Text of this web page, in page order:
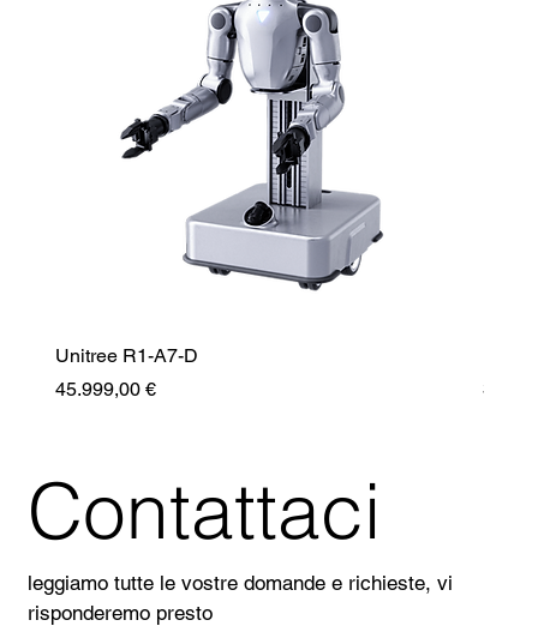
Unitree R1-A7-D
Prezzo
45.999,00 €
Contattaci
leggiamo tutte le vostre domande e richieste, vi
risponderemo presto